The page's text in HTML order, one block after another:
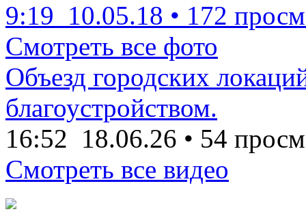
9:19 10.05.18 • 172
Смотреть все фото
Объезд городских
благоустройством.
16:52 18.06.26 • 54
Смотреть все видео